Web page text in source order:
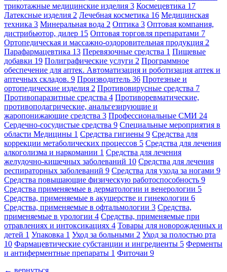
трикотажные медицинские изделия 3 Космецевтика 17
Латексные изделия 2 Лечебная косметика 16 Медицинская
техника 3 Минеральная вода 2 Оптика 3 Оптовая компания,
дистрибьютор, дилер 15 Оптовая торговля препаратами 7
Ортопедическая и массажно-оздоровительная продукция 2
Парафармацевтика 13 Перевязочные средства 1 Пищевые
добавки 19 Полиграфические услуги 2 Программное
обеспечение для аптек. Автоматизация и роботизация аптек и
аптечных складов. 9 Производитель 36 Протезные и
ортопедические изделия 2 Противовирусные средства 7
Противопаразитные средства 4 Противоревматические,
противоподагрические, анальгезирующие и
жаропонижающие средства 3 Профессиональные СМИ 24
Сердечно-сосудистые средства 9 Специальные мероприятия в
области Медицины 1 Средства гигиены 9 Средства для
коррекции метаболических процессов 5 Средства для лечения
алкоголизма и наркомании 1 Средства для лечения
желудочно-кишечных заболеваний 10 Средства для лечения
респираторных заболеваний 9 Средства для ухода за ногами 9
Средства повышающие физическую работоспособность 9
Средства применяемые в дерматологии и венерологии 5
Средства, применяемые в акушерстве и гинекологии 6
Средства, применяемые в офтальмологии 3 Средства,
применяемые в урологии 4 Средства, применяемые при
отравлениях и интоксикациях 4 Товары для новорожденных и
детей 1 Упаковка 1 Уход за больными 2 Уход за полостью рта
10 Фармацевтические субстанции и ингредиенты 5 Ферменты
и антиферментные препараты 1 Фиточаи 9
← вернуться